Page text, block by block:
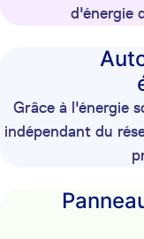
d'énergie
Grâce à l'énergie
indépendant du